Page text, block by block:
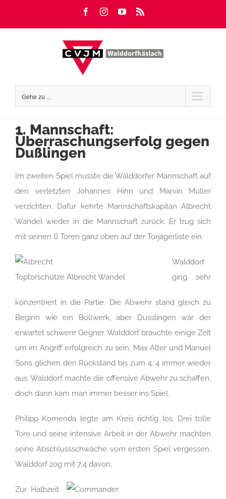
FacebookInstagramYouTube
Gehe zu ...
1. Mannschaft:
Überraschungserfolg gegen
Dußlingen
Im zweiten Spiel musste die Walddorfer Mannschaft auf
den verletzten Johannes Hihn und Marvin Müller
verzichten. Dafür kehrte Mannschaftskapitän Albrecht
Wandel wieder in die Mannschaft zurück. Er trug sich
mit seinen 6 Toren ganz oben auf der Torjägerliste ein.
Toptorschütze Albrecht Wandel
Walddorf
ging sehr
konzentriert in die Partie. Die Abwehr stand gleich zu
Beginn wie ein Bollwerk, aber Dusslingen war der
erwartet schwere Gegner. Walddorf brauchte einige Zeit
um im Angriff erfolgreich zu sein. Max Alter und Manuel
Sons glichen den Rückstand bis zum 4: 4 immer wieder
aus. Walddorf machte die offensive Abwehr zu schaffen,
doch dann kam man immer besser ins Spiel.
Philipp Komenda legte am Kreis richtig los. Drei tolle
Tore und seine intensive Arbeit in der Abwehr machten
seine Abschlussschwäche vom ersten Spiel vergessen.
Walddorf zog mit 7:4 davon.
Zur Halbzeit